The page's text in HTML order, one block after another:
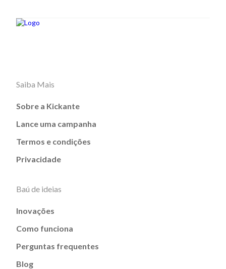
Saiba Mais
Sobre a Kickante
Lance uma campanha
Termos e condições
Privacidade
Baú de ideias
Inovações
Como funciona
Perguntas frequentes
Blog